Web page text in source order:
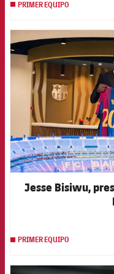
PRIMER EQUIPO
Jesse Bisiwu,
PRIMER EQUIPO